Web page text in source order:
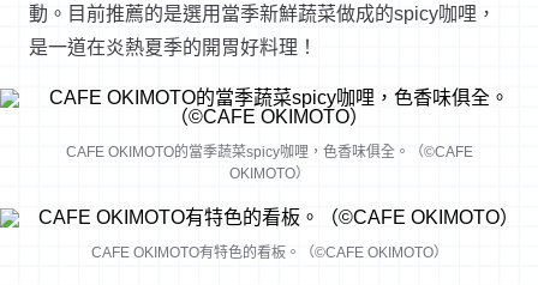
動。目前推薦的是選用當季新鮮蔬菜做成的spicy咖哩，
是一道在炎熱夏季的開胃好料理！
CAFE OKIMOTO的當季蔬菜spicy咖哩，色香味俱全。（©CAFE
OKIMOTO）
CAFE OKIMOTO有特色的看板。（©CAFE OKIMOTO）